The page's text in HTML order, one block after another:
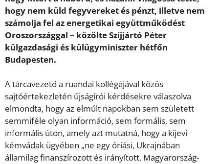
hogy nem küld fegyvereket és pénzt, illetve nem
számolja fel az energetikai együttműködést
Oroszországgal – közölte Szijjártó Péter
külgazdasági és külügyminiszter hétfőn
Budapesten.
A tárcavezető a ruandai kollégájával közös
sajtóértekezletén újságírói kérdésekre válaszolva
elmondta, hogy az elmúlt napokban sem született
semmiféle olyan információ, sem formális, sem
informális úton, amely azt mutatná, hogy a kijevi
kémvádak ügyében „ne egy óriási, Ukrajnában
államilag finanszírozott és irányított, Magyarország-